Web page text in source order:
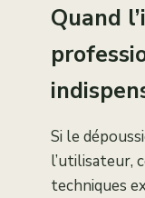
Quand
Si le
l’utilisateur,
techniques